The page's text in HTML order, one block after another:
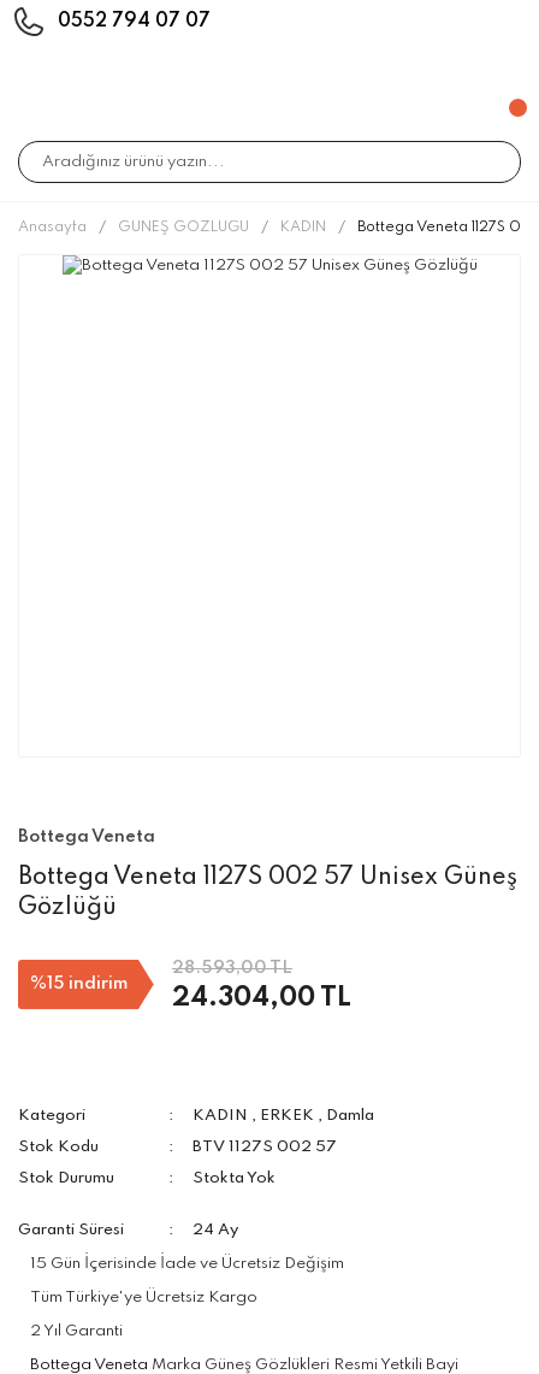
0552 794 07 07
Anasayfa GÜNEŞ GÖZLÜĞÜ KADIN Bottega Veneta 1127S
Bottega Veneta
Bottega Veneta 1127S 002 57 Unisex Güneş
Gözlüğü
%15 indirim
28.593,00 TL
24.304,00 TL
Kategori KADIN , ERKEK , Damla
Stok Kodu
BTV 1127S 002 57
Stok Durumu
Stokta Yok
Garanti Süresi 24 Ay
15 Gün İçerisinde İade ve Ücretsiz Değişim
Tüm Türkiye'ye Ücretsiz Kargo
2 Yıl Garanti
Bottega Veneta Marka Güneş Gözlükleri Resmi Yetkili Bayi